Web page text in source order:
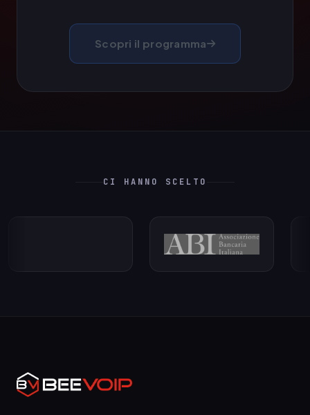
Scopri il programma
CI HANNO SCELTO